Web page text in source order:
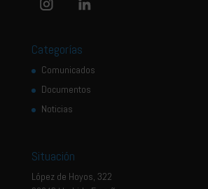
Categorías
Comunicados
Documentos
Noticias
Situación
López de Hoyos, 322